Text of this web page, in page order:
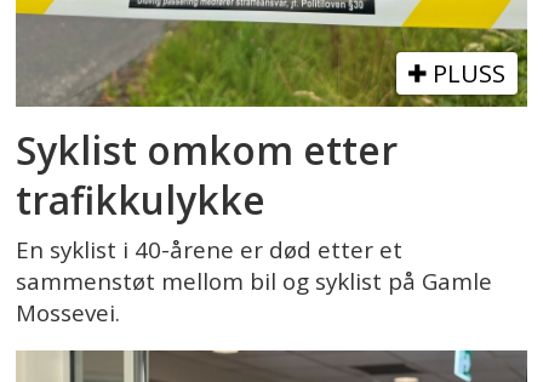
PLUSS
Syklist omkom etter
trafikkulykke
En syklist i 40-årene er død etter et
sammenstøt mellom bil og syklist på Gamle
Mossevei.